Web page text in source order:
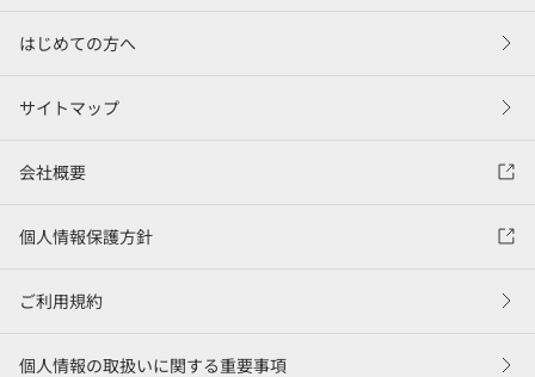
はじめての方へ
サイトマップ
会社概要
個人情報保護方針
ご利用規約
個人情報の取扱いに関する重要事項